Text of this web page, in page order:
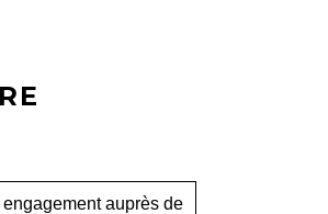
auprès de